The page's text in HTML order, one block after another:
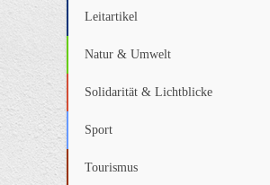
Leitartikel
Natur & Umwelt
Solidarität & Lichtblicke
Sport
Tourismus